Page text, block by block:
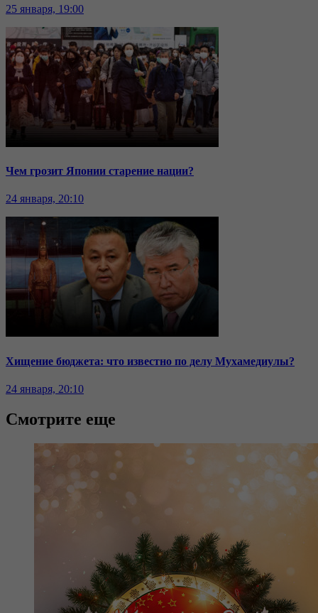
25 января, 19:00
Чем грозит Японии старение нации?
24 января, 20:10
Хищение бюджета: что известно по делу Мухамедиулы?
24 января, 20:10
Смотрите еще